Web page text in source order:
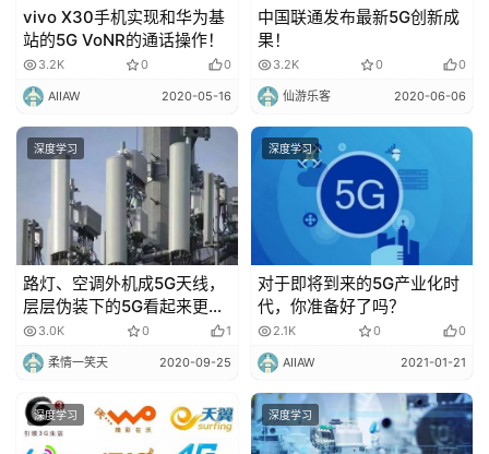
vivo X30手机实现和华为基
站的5G VoNR的通话操作！
3.2K 0 0
AIIAW 2020-05-16
中国联通发布最新5G创新成
果！
3.2K 0 0
仙游乐客 2020-06-06
深度学习
路灯、空调外机成5G天线，
层层伪装下的5G看起来更专
业！
3.0K 0 1
柔情一笑天 2020-09-25
深度学习
对于即将到来的5G产业化时
代，你准备好了吗？
2.1K 0 0
AIIAW 2021-01-21
深度学习 深度学习